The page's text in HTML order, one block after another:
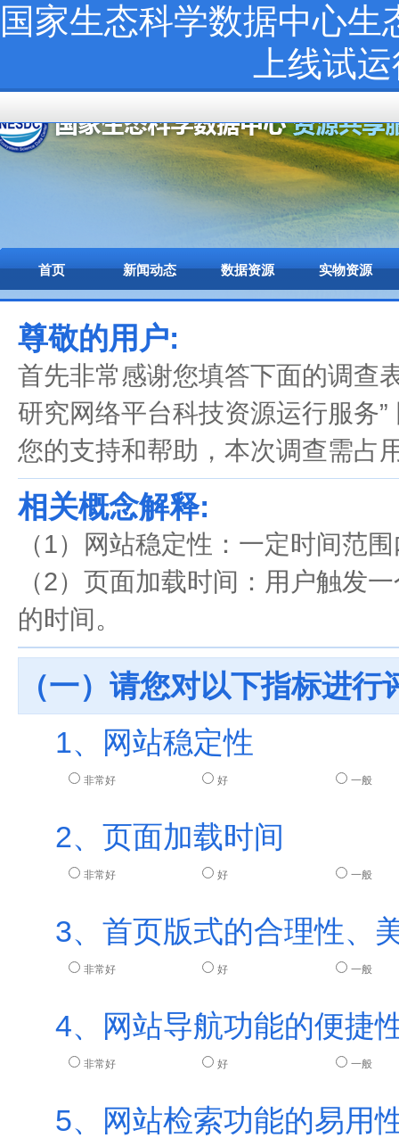
国家生态科学数据中心
上线试
首页 新闻动态 数据资源 实物资源
尊敬的用户:
首先非常感谢您填答下面的调查
研究网络平台科技资源运行服务
您的支持和帮助，本次调查需占
相关概念解释:
（1）网站稳定性：一定时间范
（2）页面加载时间：用户触发
的时间。
（一）请您对以下指标进行
1、网站稳定性
非常好 好 一般
2、页面加载时间
非常好 好 一般
3、首页版式的合理性、
非常好 好 一般
4、网站导航功能的便捷
非常好 好 一般
5、网站检索功能的易用